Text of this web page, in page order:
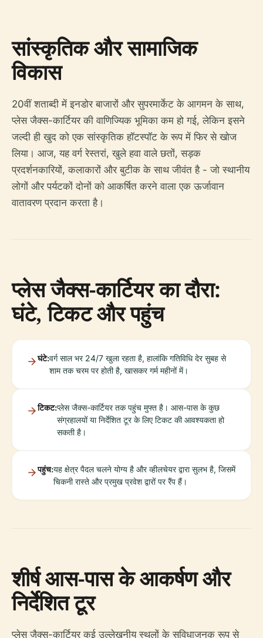
सांस्कृतिक और सामाजिक
विकास
20वीं शताब्दी में इनडोर बाजारों और सुपरमार्केट के आगमन के साथ,
प्लेस जैक्स-कार्टियर की वाणिज्यिक भूमिका कम हो गई, लेकिन इसने
जल्दी ही खुद को एक सांस्कृतिक हॉटस्पॉट के रूप में फिर से खोज
लिया। आज, यह वर्ग रेस्तरां, खुले हवा वाले छतों, सड़क
प्रदर्शनकारियों, कलाकारों और बुटीक के साथ जीवंत है - जो स्थानीय
लोगों और पर्यटकों दोनों को आकर्षित करने वाला एक ऊर्जावान
वातावरण प्रदान करता है।
प्लेस जैक्स-कार्टियर का दौरा:
घंटे, टिकट और पहुंच
घंटे:वर्ग साल भर 24/7 खुला रहता है, हालांकि गतिविधि देर सुबह से
शाम तक चरम पर होती है, खासकर गर्म महीनों में।
टिकट:प्लेस जैक्स-कार्टियर तक पहुंच मुफ्त है। आस-पास के कुछ
संग्रहालयों या निर्देशित टूर के लिए टिकट की आवश्यकता हो
सकती है।
पहुंच:यह क्षेत्र पैदल चलने योग्य है और व्हीलचेयर द्वारा सुलभ है, जिसमें
चिकनी रास्ते और प्रमुख प्रवेश द्वारों पर रैंप हैं।
शीर्ष आस-पास के आकर्षण और
निर्देशित टूर
प्लेस जैक्स-कार्टियर कई उल्लेखनीय स्थलों के सुविधाजनक रूप से